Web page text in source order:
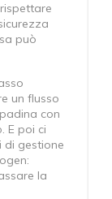
può
un flusso
con
E poi ci
di gestione
la